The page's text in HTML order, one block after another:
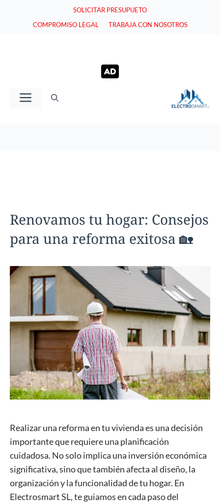
SOLICITAR PRESUPUETO
COMPROMISO LEGAL
TRABAJA CON NOSOTROS
Menú
Renovamos tu hogar: Consejos
para una reforma exitosa 🏡
Realizar una reforma en tu vivienda es una decisión
importante que requiere una planificación
cuidadosa. No solo implica una inversión económica
significativa, sino que también afecta al diseño, la
organización y la funcionalidad de tu hogar. En
Electrosmart SL, te guiamos en cada paso del